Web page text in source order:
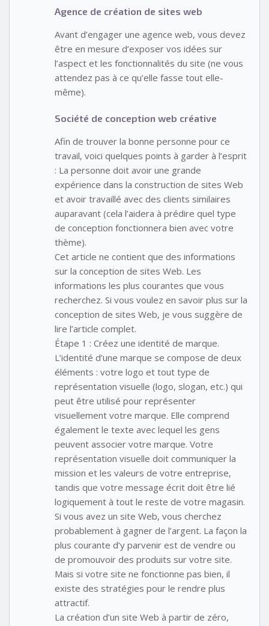
Agence de création de sites web
Avant d’engager une agence web, vous devez
être en mesure d’exposer vos idées sur
l’aspect et les fonctionnalités du site (ne vous
attendez pas à ce qu’elle fasse tout elle-
même).
Société de conception web créative
Afin de trouver la bonne personne pour ce
travail, voici quelques points à garder à l’esprit
: La personne doit avoir une grande
expérience dans la construction de sites Web
et avoir travaillé avec des clients similaires
auparavant (cela l’aidera à prédire quel type
de conception fonctionnera bien avec votre
thème).
Cet article ne contient que des informations
sur la conception de sites Web. Les
informations les plus courantes que vous
recherchez. Si vous voulez en savoir plus sur la
conception de sites Web, je vous suggère de
lire l’article complet.
Étape 1 : Créez une identité de marque.
L’identité d’une marque se compose de deux
éléments : votre logo et tout type de
représentation visuelle (logo, slogan, etc.) qui
peut être utilisé pour représenter
visuellement votre marque. Elle comprend
également le texte avec lequel les gens
peuvent associer votre marque. Votre
représentation visuelle doit communiquer la
mission et les valeurs de votre entreprise,
tandis que votre message écrit doit être lié
logiquement à tout le reste de votre magasin.
Si vous avez un site Web, vous cherchez
probablement à gagner de l’argent. La façon la
plus courante d’y parvenir est de vendre ou
de promouvoir des produits sur votre site.
Mais si votre site ne fonctionne pas bien, il
existe des stratégies pour le rendre plus
attractif.
La création d’un site Web à partir de zéro,